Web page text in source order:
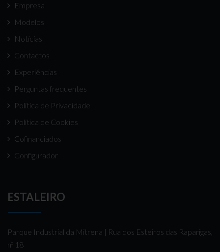
Empresa
Modelos
Notícias
Contactos
Experiências
Perguntas frequentes
Politica de Privacidade
Politica de Cookies
Cofinanciados
Configurador
ESTALEIRO
Parque Industrial da Mitrena | Rua dos Esteiros das Raparigas,
nº 18